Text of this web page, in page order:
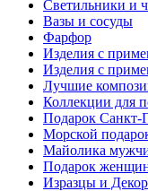
Светильники и
Вазы и сосуды
Фарфор
Изделия с
Изделия с
Лучшие
Коллекции для
Подарок Санкт-
Морской
Майолика
Подарок
Изразцы и